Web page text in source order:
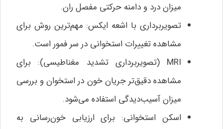
میزان درد و دامنه حرکتی مفصل ران.
تصویربرداری با اشعه ایکس: مهم‌ترین روش برای
مشاهده تغییرات استخوانی در سر فمور است.
MRI (تصویربرداری تشدید مغناطیسی): برای
مشاهده دقیق‌تر جریان خون در استخوان و بررسی
میزان آسیب‌دیدگی استفاده می‌شود.
اسکن استخوانی: برای ارزیابی خون‌رسانی به